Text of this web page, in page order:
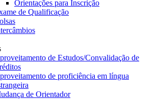
Orientações para Inscrição
de Qualificação
de Estudos/Convalidação de
de proficiência em língua
de Orientador